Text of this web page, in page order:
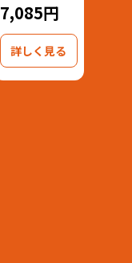
7,085円
詳しく見る